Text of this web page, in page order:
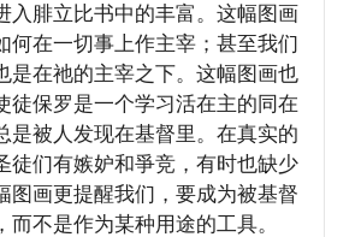
入腓立比书中的丰富。 这幅图画
何在一切事上作主宰；甚至我们
是在祂的主宰之下。这幅图画也
徒保罗是一个学习活在主的同在
是被人发现在基督里。在真实的
徒们有嫉妒和爭竞，有时也缺少
图画更提醒我们，要成为被基督
而不是作为某种用途的工具。